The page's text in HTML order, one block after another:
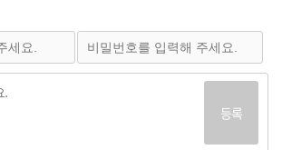
등록